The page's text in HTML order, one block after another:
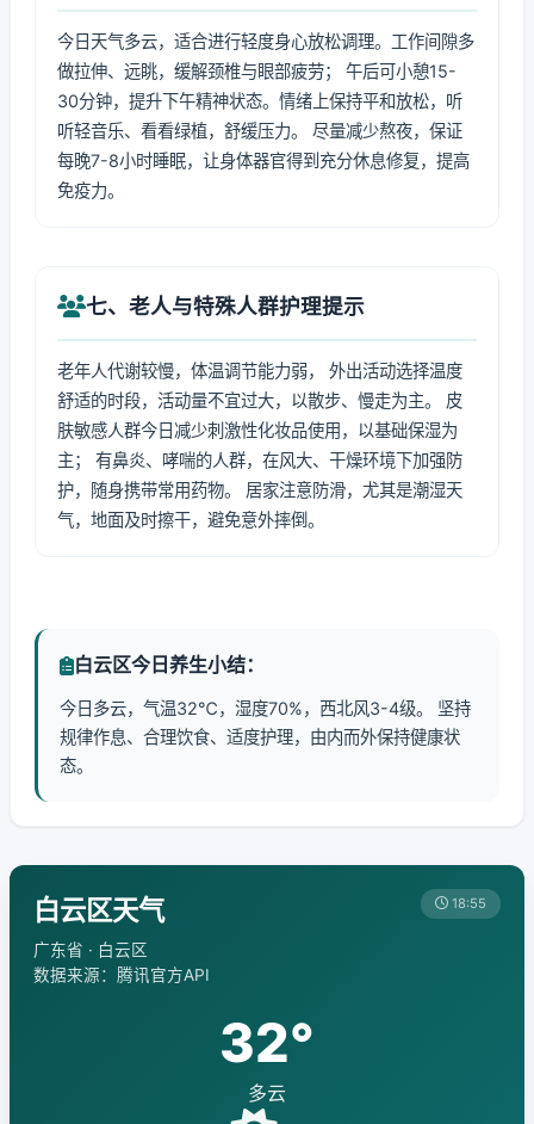
今日天气多云，适合进行轻度身心放松调理。工作间隙多
做拉伸、远眺，缓解颈椎与眼部疲劳； 午后可小憩15-
30分钟，提升下午精神状态。情绪上保持平和放松，听
听轻音乐、看看绿植，舒缓压力。 尽量减少熬夜，保证
每晚7-8小时睡眠，让身体器官得到充分休息修复，提高
免疫力。
七、老人与特殊人群护理提示
老年人代谢较慢，体温调节能力弱， 外出活动选择温度
舒适的时段，活动量不宜过大，以散步、慢走为主。 皮
肤敏感人群今日减少刺激性化妆品使用，以基础保湿为
主； 有鼻炎、哮喘的人群，在风大、干燥环境下加强防
护，随身携带常用药物。 居家注意防滑，尤其是潮湿天
气，地面及时擦干，避免意外摔倒。
白云区今日养生小结：
今日多云，气温32℃，湿度70%，西北风3-4级。 坚持
规律作息、合理饮食、适度护理，由内而外保持健康状
态。
白云区天气
广东省 · 白云区
数据来源：腾讯官方API
18:55
32°
多云